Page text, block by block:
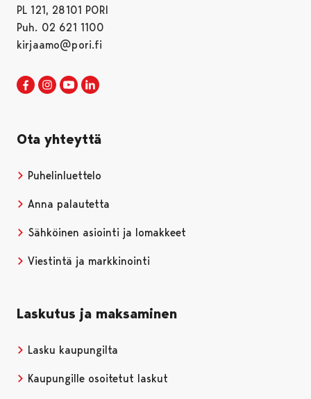
PL 121, 28101 PORI
Puh. 02 621 1100
kirjaamo@pori.fi
Porin kaupunki Facebookissa
Avautuu uudessa välilehdessä
Porin kaupunki Instagramissa
Avautuu uudessa välilehdessä
Porin kaupunki Youtubessa
Avautuu uudessa välilehdessä
Ota yhteyttä
Puhelinluettelo
Anna palautetta
Sähköinen asiointi ja lomakkeet
Viestintä ja markkinointi
Laskutus ja maksaminen
Lasku kaupungilta
Kaupungille osoitetut laskut